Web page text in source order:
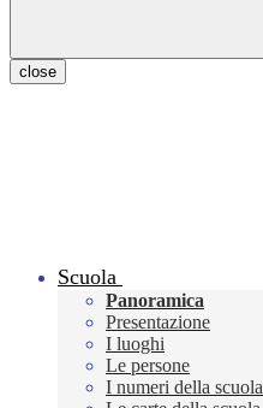
close
Scuola
Panoramica
Presentazione
I luoghi
Le persone
I numeri della scuola